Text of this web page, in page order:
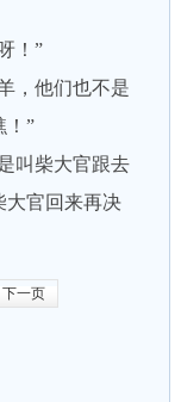
！”
，他们也不是
！”
叫柴大官跟去
大官回来再决
下一页